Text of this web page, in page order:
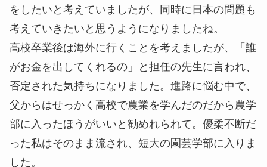
をしたいと考えていましたが、同時に日本の問題も
考えていきたいと思うようになりましたね。
高校卒業後は海外に行くことを考えましたが、「誰
がお金を出してくれるの」と担任の先生に言われ、
否定された気持ちになりました。進路に悩む中で、
父からはせっかく高校で農業を学んだのだから農学
部に入ったほうがいいと勧めれられて。優柔不断だ
った私はそのまま流され、短大の園芸学部に入りま
した。